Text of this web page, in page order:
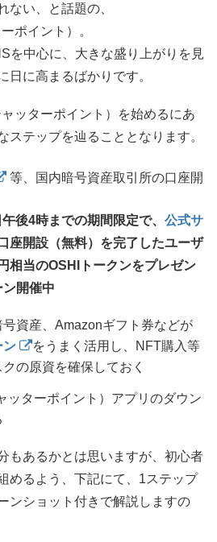
ない、と話題の、
ポイント）。
を中心に、大きな盛り上がりを見
日に高まるばかりです。
ッターポイント）を始めるにあ
ステップを辿ることとなります。
等、国内暗号資産取引所の口座開
後4時までの期間限定で、 公式サ
座開設（無料）を完了したユーザ
相当のOSHIトークンをプレゼン
ン開催中
資産、Amazonギフト券などが
ン
をうまく活用し、NFT購入等
の原資を確保しておく
ッターポイント）アプリのダウン
もあるかとは思いますが、初心者
めるよう、下記にて、1ステップ
ンショット付きで解説しますの